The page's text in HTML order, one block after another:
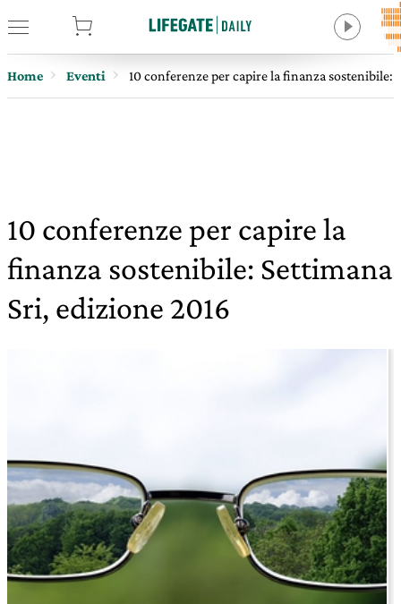
Home Eventi 10 conferenze per capire la finanza sostenibile:
10 conferenze per capire la
finanza sostenibile: Settimana
Sri, edizione 2016